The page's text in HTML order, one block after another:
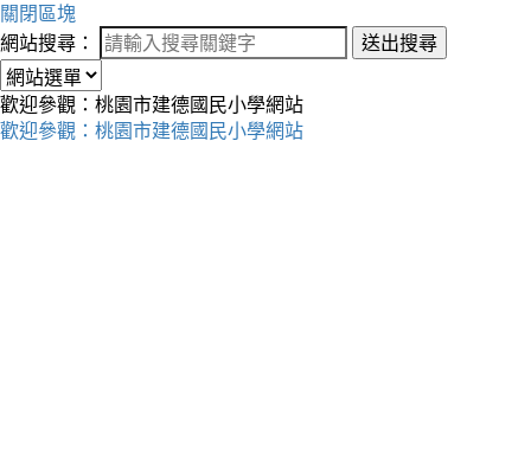
關閉區塊
網站搜尋：
送出搜尋
歡迎參觀：桃園市建德國民小學網站
歡迎參觀：桃園市建德國民小學網站